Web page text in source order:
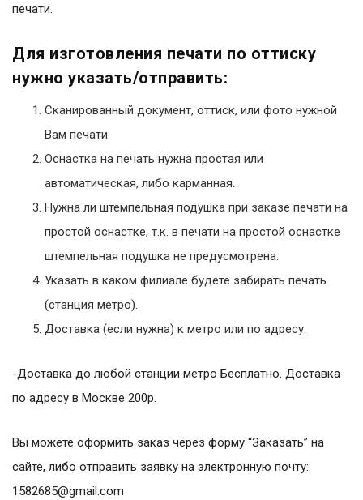
печати.
Для изготовления печати по оттиску
нужно указать/отправить:
Сканированный документ, оттиск, или фото нужной
Вам печати.
Оснастка на печать нужна простая или
автоматическая, либо карманная.
Нужна ли штемпельная подушка при заказе печати на
простой оснастке, т.к. в печати на простой оснастке
штемпельная подушка не предусмотрена.
Указать в каком филиале будете забирать печать
(станция метро).
Доставка (если нужна) к метро или по адресу.
-Доставка до любой станции метро Бесплатно. Доставка
по адресу в Москве 200р.
Вы можете оформить заказ через форму “Заказать” на
сайте, либо отправить заявку на электронную почту:
1582685@gmail.com